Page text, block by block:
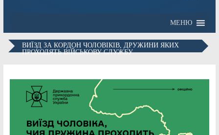
МЕНЮ
ВИЇЗД ЗА КОРДОН ЧОЛОВІКІВ, ДРУЖИНИ ЯКИХ
ПРОХОДЯТЬ ВІЙСЬКОВУ СЛУЖБУ